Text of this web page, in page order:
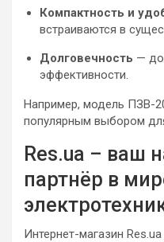
Компактность и
встраиваются в
Долговечность —
эффективности.
Например, модель ПЗВ-
популярным выбором
Res.ua – ваш
партнёр в
Интернет-магазин